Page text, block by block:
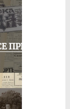
ПРЕЗ